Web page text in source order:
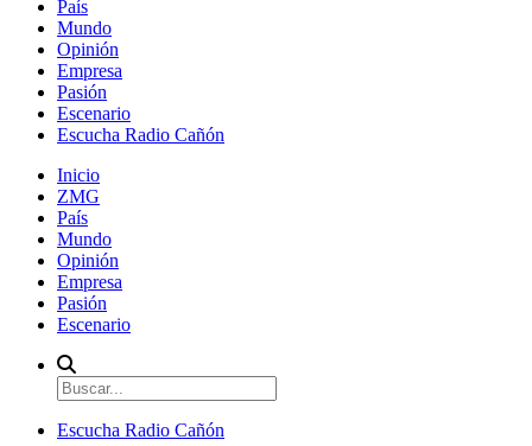
País
Mundo
Opinión
Empresa
Pasión
Escenario
Escucha Radio Cañón
Inicio
ZMG
País
Mundo
Opinión
Empresa
Pasión
Escenario
Escucha Radio Cañón